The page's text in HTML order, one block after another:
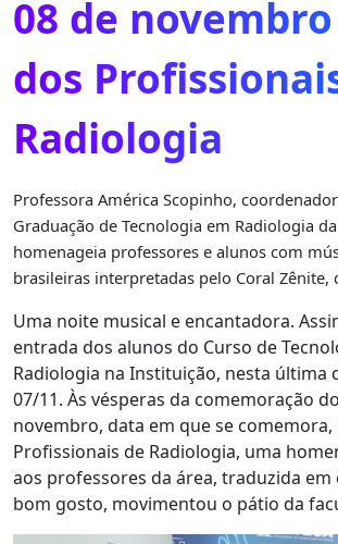
08 de novembro
dos
Radiologia
Professora América Scopinho,
Graduação de Tecnologia em Radiologia da
homenageia professores e alunos com
brasileiras interpretadas pelo Coral Zênite,
Uma noite musical e encantadora.
entrada dos alunos do Curso de
Radiologia na Instituição, nesta última
07/11. Às vésperas da comemoração
novembro, data em que se comemora,
Profissionais de Radiologia, uma
aos professores da área, traduzida em
bom gosto, movimentou o pátio da